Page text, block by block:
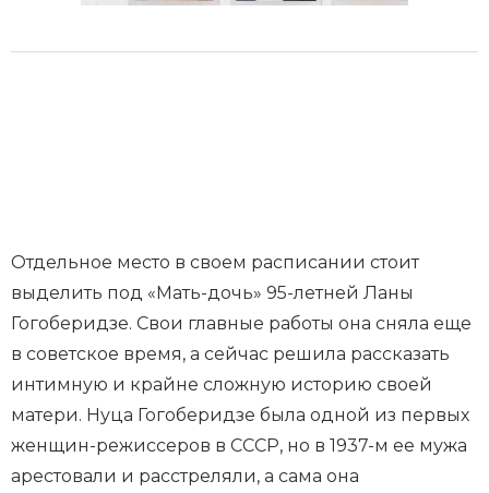
Отдельное место в своем расписании стоит
выделить под «Мать-дочь» 95-летней Ланы
Гогоберидзе. Свои главные работы она сняла еще
в советское время, а сейчас решила рассказать
интимную и крайне сложную историю своей
матери. Нуца Гогоберидзе была одной из первых
женщин-режиссеров в СССР, но в 1937-м ее мужа
арестовали и расстреляли, а сама она